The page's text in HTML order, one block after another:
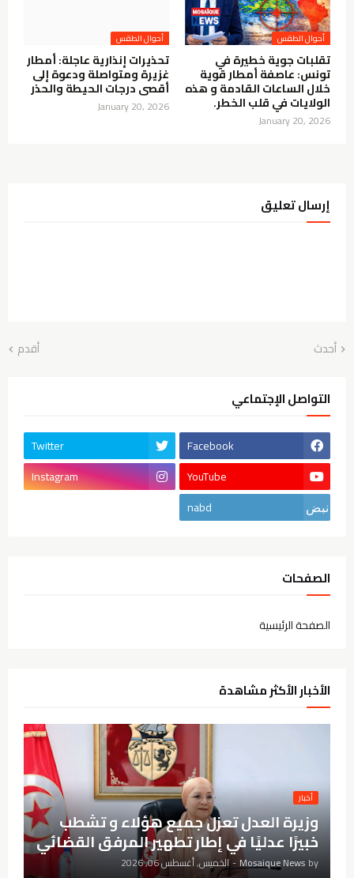
تقلبات جوية خطيرة في
تونس: عاصفة أمطار قوية
خلال الساعات القادمة و هذه
الولايات في قلب الخطر.
January 20, 2026
تحذيرات إنذارية عاجلة: أمطار
غزيرة ومتواصلة ودعوة إلى
أقصى درجات الحيطة والحذر
January 20, 2026
إرسال تعليق
أحدث أقدم
التواصل الإجتماعي
Facebook
Twitter
YouTube
Instagram
nabd
الصفحات
الصفحة الرئيسية
الأخبار الأكثر مشاهدة
أخبار
وزيرة العدل تعزل جميع هؤلاء و تشطب
خبيرًا عدليًا في إطار تطهير المرفق القضائي
by
Mosaique News
- الخميس, أغسطس 06, 2026